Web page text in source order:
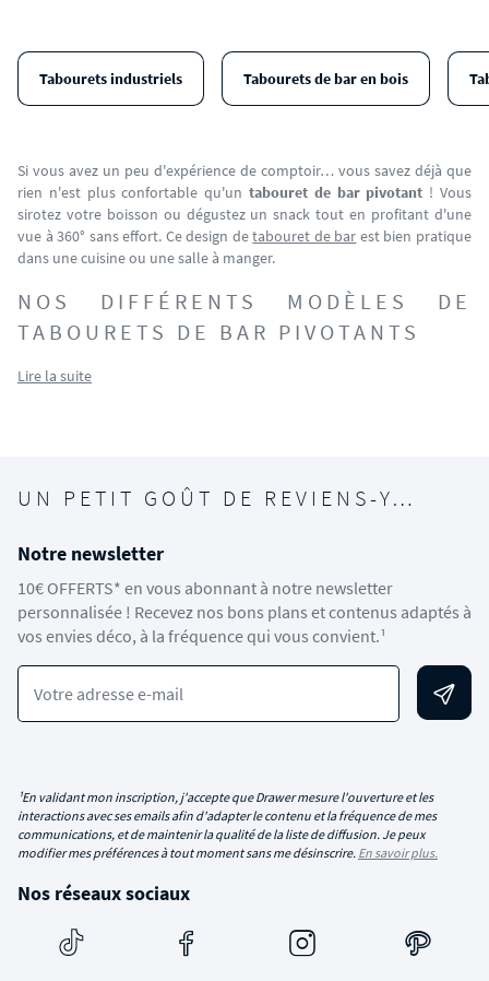
Tabourets industriels Tabourets de bar en bois
Si vous avez un peu d'expérience de comptoir… vous savez déjà que
rien n'est plus confortable qu'un tabouret de bar pivotant ! Vous
sirotez votre boisson ou dégustez un snack tout en profitant d'une
vue à 360° sans effort. Ce design detabouret de bar est bien pratique
dans une cuisine ou une salle à manger.
NOS DIFFÉRENTS MODÈLES DE
TABOURETS DE BAR PIVOTANTS
Lire la suite
UN PETIT GOÛT DE REVIENS-Y…
Notre newsletter
10€ OFFERTS* en vous abonnant à notre newsletter
personnalisée ! Recevez nos bons plans et contenus adaptés à
vos envies déco, à la fréquence qui vous convient.¹
Votre adresse e-mail
¹En validant mon inscription, j'accepte que Drawer mesure l'ouverture et les
interactions avec ses emails afin d'adapter le contenu et la fréquence de mes
communications, et de maintenir la qualité de la liste de diffusion. Je peux
modifier mes préférences à tout moment sans me désinscrire. En savoir plus.
Nos réseaux sociaux